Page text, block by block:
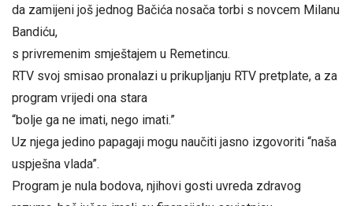
da zamijeni još jednog Bačića nosača torbi s novcem Milanu
Bandiću,
s privremenim smještajem u Remetincu.
RTV svoj smisao pronalazi u prikupljanju RTV pretplate, a za
program vrijedi ona stara
“bolje ga ne imati, nego imati.”
Uz njega jedino papagaji mogu naučiti jasno izgovoriti “naša
uspješna vlada”.
Program je nula bodova, njihovi gosti uvreda zdravog